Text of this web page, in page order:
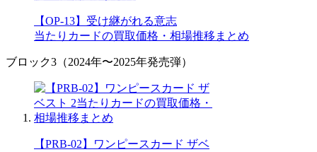
【OP-13】受け継がれる意志
当たりカードの買取価格・相場推移まとめ
ブロック3（2024年〜2025年発売弾）
【PRB-02】ワンピースカード ザベ